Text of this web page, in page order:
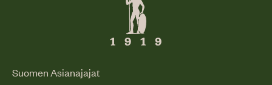
Suomen Asianajajat